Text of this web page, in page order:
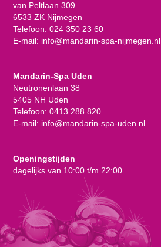
van Peltlaan 309
6533 ZK Nijmegen
Telefoon: 024 350 23 60
E-mail: info@mandarin-spa-nijmegen.nl
Mandarin-Spa Uden
Neutronenlaan 38
5405 NH Uden
Telefoon: 0413 288 820
E-mail: info@mandarin-spa-uden.nl
Openingstijden
dagelijks van 10:00 t/m 22:00